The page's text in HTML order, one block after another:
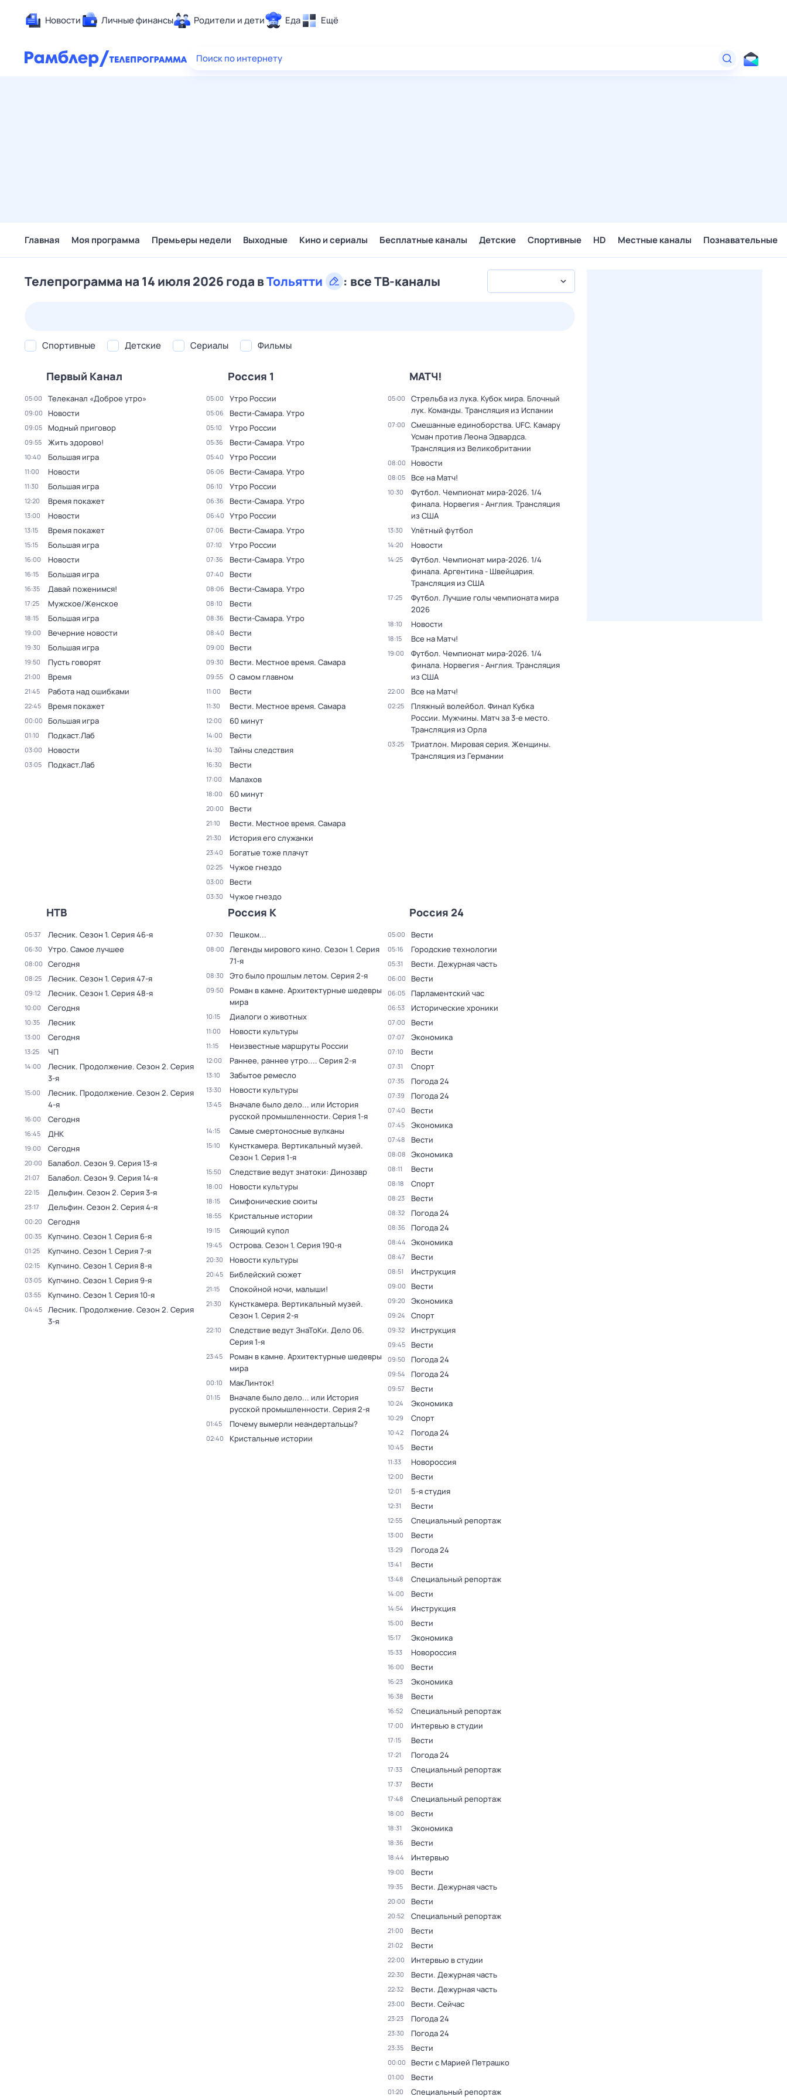
Новости Личные финансы Родители и дети Еда Ещё
Здоровье
Поиск по интернету
Главная Моя программа Премьеры недели Выходные Кино и сериалы Бесплатные каналы Детские Спортивные HD Местные каналы Познавательные
Телепрограмма на 14 июля 2026 года вТольятти : все ТВ-каналы
Спортивные Детские Сериалы Фильмы
Первый Канал
05:00 Телеканал «Доброе утро»
09:00 Новости
09:05 Модный приговор
09:55 Жить здорово!
10:40 Большая игра
11:00 Новости
11:30 Большая игра
12:20 Время покажет
13:00 Новости
13:15 Время покажет
15:15 Большая игра
16:00 Новости
16:15 Большая игра
16:35 Давай поженимся!
17:25 Мужское/Женское
18:15 Большая игра
19:00 Вечерние новости
19:30 Большая игра
19:50 Пусть говорят
21:00 Время
21:45 Работа над ошибками
22:45 Время покажет
00:00 Большая игра
01:10 Подкаст.Лаб
03:00 Новости
03:05 Подкаст.Лаб
Россия 1
05:00 Утро России
05:06 Вести-Самара. Утро
05:10 Утро России
05:36 Вести-Самара. Утро
05:40 Утро России
06:06 Вести-Самара. Утро
06:10 Утро России
06:36 Вести-Самара. Утро
06:40 Утро России
07:06 Вести-Самара. Утро
07:10 Утро России
07:36 Вести-Самара. Утро
07:40 Вести
08:06 Вести-Самара. Утро
08:10 Вести
08:36 Вести-Самара. Утро
08:40 Вести
09:00 Вести
09:30 Вести. Местное время. Самара
09:55 О самом главном
11:00 Вести
11:30 Вести. Местное время. Самара
12:00 60 минут
14:00 Вести
14:30 Тайны следствия
16:30 Вести
17:00 Малахов
18:00 60 минут
20:00 Вести
21:10 Вести. Местное время. Самара
21:30 История его служанки
23:40 Богатые тоже плачут
02:25 Чужое гнездо
03:00 Вести
03:30 Чужое гнездо
МАТЧ!
05:00
Стрельба из лука. Кубок мира. Блочный
лук. Команды. Трансляция из Испании
07:00
Смешанные единоборства. UFC. Камару
Усман против Леона Эдвардса.
Трансляция из Великобритании
08:00 Новости
08:05 Все на Матч!
10:30
Футбол. Чемпионат мира-2026. 1/4
финала. Норвегия - Англия. Трансляция
из США
13:30 Улётный футбол
14:20 Новости
14:25
Футбол. Чемпионат мира-2026. 1/4
финала. Аргентина - Швейцария.
Трансляция из США
17:25
Футбол. Лучшие голы чемпионата мира
2026
18:10 Новости
18:15 Все на Матч!
19:00
Футбол. Чемпионат мира-2026. 1/4
финала. Норвегия - Англия. Трансляция
из США
22:00 Все на Матч!
02:25
Пляжный волейбол. Финал Кубка
России. Мужчины. Матч за 3-е место.
Трансляция из Орла
03:25
Триатлон. Мировая серия. Женщины.
Трансляция из Германии
НТВ
05:37 Лесник. Сезон 1. Серия 46-я
06:30 Утро. Самое лучшее
08:00 Сегодня
08:25 Лесник. Сезон 1. Серия 47-я
09:12 Лесник. Сезон 1. Серия 48-я
10:00 Сегодня
10:35 Лесник
13:00 Сегодня
13:25 ЧП
14:00 Лесник. Продолжение. Сезон 2. Серия
3-я
15:00 Лесник. Продолжение. Сезон 2. Серия
4-я
16:00 Сегодня
16:45 ДНК
19:00 Сегодня
20:00 Балабол. Сезон 9. Серия 13-я
21:07 Балабол. Сезон 9. Серия 14-я
22:15 Дельфин. Сезон 2. Серия 3-я
23:17 Дельфин. Сезон 2. Серия 4-я
00:20 Сегодня
00:35 Купчино. Сезон 1. Серия 6-я
01:25 Купчино. Сезон 1. Серия 7-я
02:15 Купчино. Сезон 1. Серия 8-я
03:05 Купчино. Сезон 1. Серия 9-я
03:55 Купчино. Сезон 1. Серия 10-я
04:45 Лесник. Продолжение. Сезон 2. Серия
3-я
Россия К
07:30 Пешком...
08:00 Легенды мирового кино. Сезон 1. Серия
71-я
08:30 Это было прошлым летом. Серия 2-я
09:50
Роман в камне. Архитектурные шедевры
мира
10:15 Диалоги о животных
11:00 Новости культуры
11:15 Неизвестные маршруты России
12:00 Раннее, раннее утро.... Серия 2-я
13:10 Забытое ремесло
13:30 Новости культуры
13:45
Вначале было дело... или История
русской промышленности. Серия 1-я
14:15 Самые смертоносные вулканы
15:10 Кунсткамера. Вертикальный музей.
Сезон 1. Серия 1-я
15:50 Следствие ведут знатоки: Динозавр
18:00 Новости культуры
18:15 Симфонические сюиты
18:55 Кристальные истории
19:15 Сияющий купол
19:45 Острова. Сезон 1. Серия 190-я
20:30 Новости культуры
20:45 Библейский сюжет
21:15 Спокойной ночи, малыши!
21:30 Кунсткамера. Вертикальный музей.
Сезон 1. Серия 2-я
22:10 Следствие ведут ЗнаТоКи. Дело 06.
Серия 1-я
23:45
Роман в камне. Архитектурные шедевры
мира
00:10 МакЛинток!
01:15
Вначале было дело... или История
русской промышленности. Серия 2-я
01:45 Почему вымерли неандертальцы?
02:40 Кристальные истории
Россия 24
05:00 Вести
05:16 Городские технологии
05:31 Вести. Дежурная часть
06:00 Вести
06:05 Парламентский час
06:53 Исторические хроники
07:00 Вести
07:07 Экономика
07:10 Вести
07:31 Спорт
07:35 Погода 24
07:39 Погода 24
07:40 Вести
07:45 Экономика
07:48 Вести
08:08 Экономика
08:11 Вести
08:18 Спорт
08:23 Вести
08:32 Погода 24
08:36 Погода 24
08:44 Экономика
08:47 Вести
08:51 Инструкция
09:00 Вести
09:20 Экономика
09:24 Спорт
09:32 Инструкция
09:45 Вести
09:50 Погода 24
09:54 Погода 24
09:57 Вести
10:24 Экономика
10:29 Спорт
10:42 Погода 24
10:45 Вести
11:33 Новороссия
12:00 Вести
12:01 5-я студия
12:31 Вести
12:55 Специальный репортаж
13:00 Вести
13:29 Погода 24
13:41 Вести
13:48 Специальный репортаж
14:00 Вести
14:54 Инструкция
15:00 Вести
15:17 Экономика
15:33 Новороссия
16:00 Вести
16:23 Экономика
16:38 Вести
16:52 Специальный репортаж
17:00 Интервью в студии
17:15 Вести
17:21 Погода 24
17:33 Специальный репортаж
17:37 Вести
17:48 Специальный репортаж
18:00 Вести
18:31 Экономика
18:36 Вести
18:44 Интервью
19:00 Вести
19:35 Вести. Дежурная часть
20:00 Вести
20:52 Специальный репортаж
21:00 Вести
21:02 Вести
22:00 Интервью в студии
22:30 Вести. Дежурная часть
22:32 Вести. Дежурная часть
23:00 Вести. Сейчас
23:23 Погода 24
23:30 Погода 24
23:35 Вести
00:00 Вести с Марией Петрашко
01:00 Вести
01:20 Специальный репортаж